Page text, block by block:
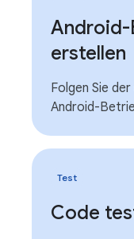
Android-
erstellen
Folgen Sie
Android-
Test
Code